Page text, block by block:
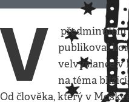
V předminulém
publikoval
velvyslance v
na téma
Od člověka, který v